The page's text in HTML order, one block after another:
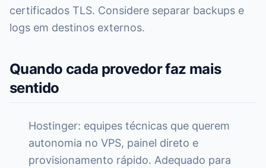
certificados TLS. Considere separar backups e
logs em destinos externos.
Quando cada provedor faz mais
sentido
Hostinger: equipes técnicas que querem
autonomia no VPS, painel direto e
provisionamento rápido. Adequado para